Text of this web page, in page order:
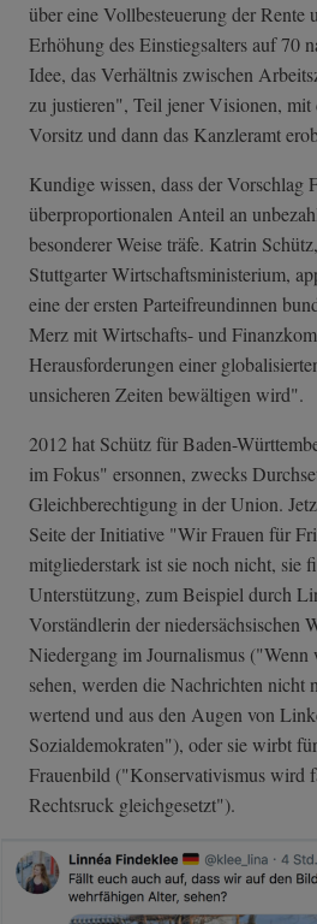
über eine Vollbesteuerung der Rente
Erhöhung des Einstiegsalters auf 70
Idee, das Verhältnis zwischen
zu justieren", Teil jener Visionen,
Vorsitz und dann das Kanzleramt
Kundige wissen, dass der Vorschlag
überproportionalen Anteil an
besonderer Weise träfe. Katrin
Stuttgarter Wirtschaftsministerium,
eine der ersten Parteifreundinnen
Merz mit Wirtschafts- und
Herausforderungen einer
unsicheren Zeiten bewältigen wird".
2012 hat Schütz für Baden-
im Fokus" ersonnen, zwecks
Gleichberechtigung in der Union.
Seite der Initiative "Wir Frauen für
mitgliederstark ist sie noch nicht, sie
Unterstützung, zum Beispiel durch
Vorständlerin der niedersächsischen
Niedergang im Journalismus ("Wenn
sehen, werden die Nachrichten nicht
wertend und aus den Augen von
Sozialdemokraten"), oder sie wirbt
Frauenbild ("Konservativismus wird
Rechtsruck gleichgesetzt").